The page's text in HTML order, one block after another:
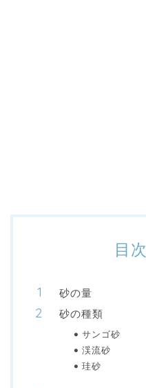
目次
砂の量
砂の種類
サンゴ砂
渓流砂
珪砂